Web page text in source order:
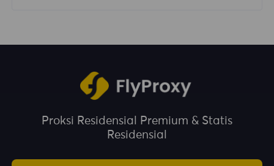
Proksi Residensial Premium & Statis
Residensial